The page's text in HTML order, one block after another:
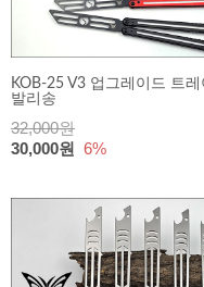
KOB-25 V3 업그레이드 트레
발리송
32,000원
30,000원 6%